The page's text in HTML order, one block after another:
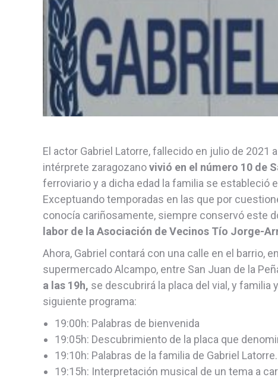
El actor Gabriel Latorre, fallecido en julio de 2021
intérprete zaragozanovivió en el número 10 de
ferroviario y a dicha edad la familia se estableció
Exceptuando temporadas en las que por
conocía cariñosamente, siempre conservó este
labor de la Asociación de Vecinos Tío Jorge-
Ahora, Gabriel contará con una calle en el barrio,
supermercado Alcampo, entre San Juan de la
a las 19h, se descubrirá la placa del vial, y
siguiente programa:
19:00h: Palabras de bienvenida
19:05h: Descubrimiento de la placa que
19:10h: Palabras de la familia de Gabriel Latorre.
19:15h: Interpretación musical de un tema a